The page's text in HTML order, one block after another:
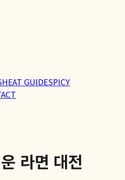
HEAT GUIDESPICY
라면 대전